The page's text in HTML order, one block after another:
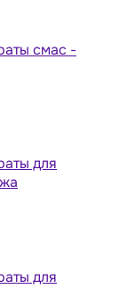
cмас -
для
для